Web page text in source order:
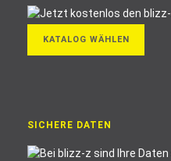
KATALOG WÄHLEN
SICHERE DATEN